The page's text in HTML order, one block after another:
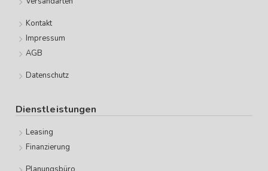
Kontakt
Impressum
AGB
Datenschutz
Dienstleistungen
Leasing
Finanzierung